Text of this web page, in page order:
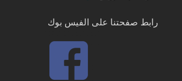
رابط صفحتنا على الفيس بوك